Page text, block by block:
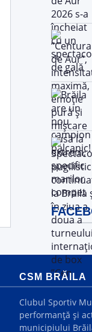
CSM BRĂILA
Clubul Sportiv
performanță și
municipiului